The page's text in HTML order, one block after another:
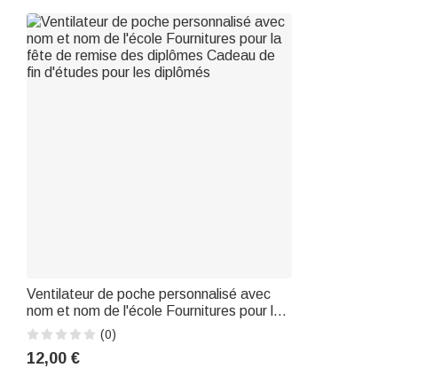
Ventilateur de poche personnalisé avec
nom et nom de l'école Fournitures pour la
fête de remise des diplômes Cadeau de
fin d'études pour les diplômés
(0)
12,00 €